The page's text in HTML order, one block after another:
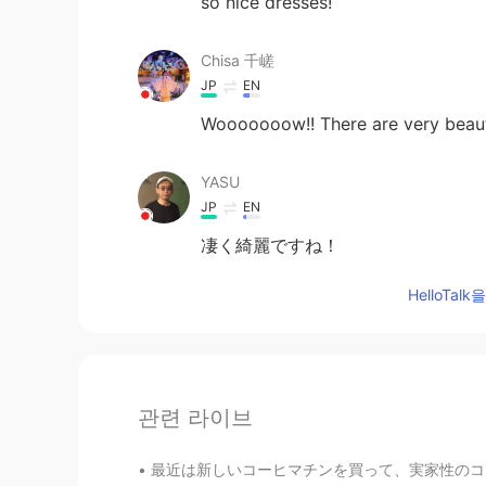
Chisa 千嵯
JP EN
Wooooooow!! There are very
YASU
JP EN
凄く綺麗ですね！
HelloTalk
관련 라이브
最近は新しいコーヒマチンを買って、実家性のコーヒに夢中になった 笑。☕☕ 今のコロナ